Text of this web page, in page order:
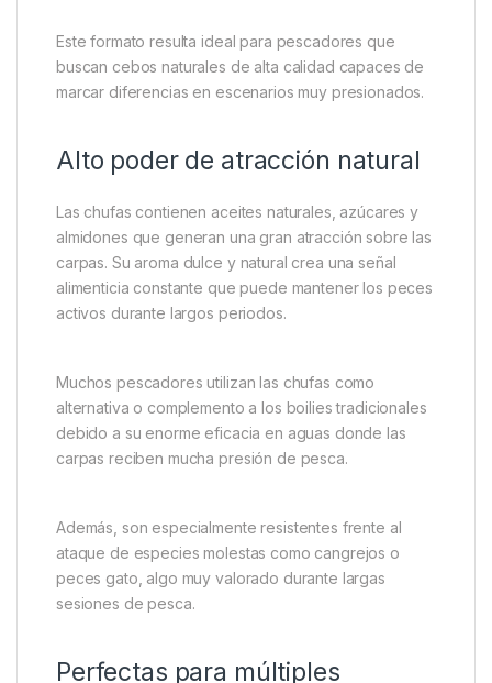
Este formato resulta ideal para pescadores que
buscan cebos naturales de alta calidad capaces de
marcar diferencias en escenarios muy presionados.
Alto poder de atracción natural
Las chufas contienen aceites naturales, azúcares y
almidones que generan una gran atracción sobre las
carpas. Su aroma dulce y natural crea una señal
alimenticia constante que puede mantener los peces
activos durante largos periodos.
Muchos pescadores utilizan las chufas como
alternativa o complemento a los boilies tradicionales
debido a su enorme eficacia en aguas donde las
carpas reciben mucha presión de pesca.
Además, son especialmente resistentes frente al
ataque de especies molestas como cangrejos o
peces gato, algo muy valorado durante largas
sesiones de pesca.
Perfectas para múltiples